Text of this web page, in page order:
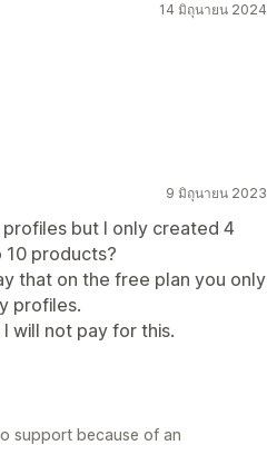
14 มิถุนายน 2024
9 มิถุนายน 2023
but I only created 4
products?
that on the free plan you only
profiles.
will not pay for this.
support because of an